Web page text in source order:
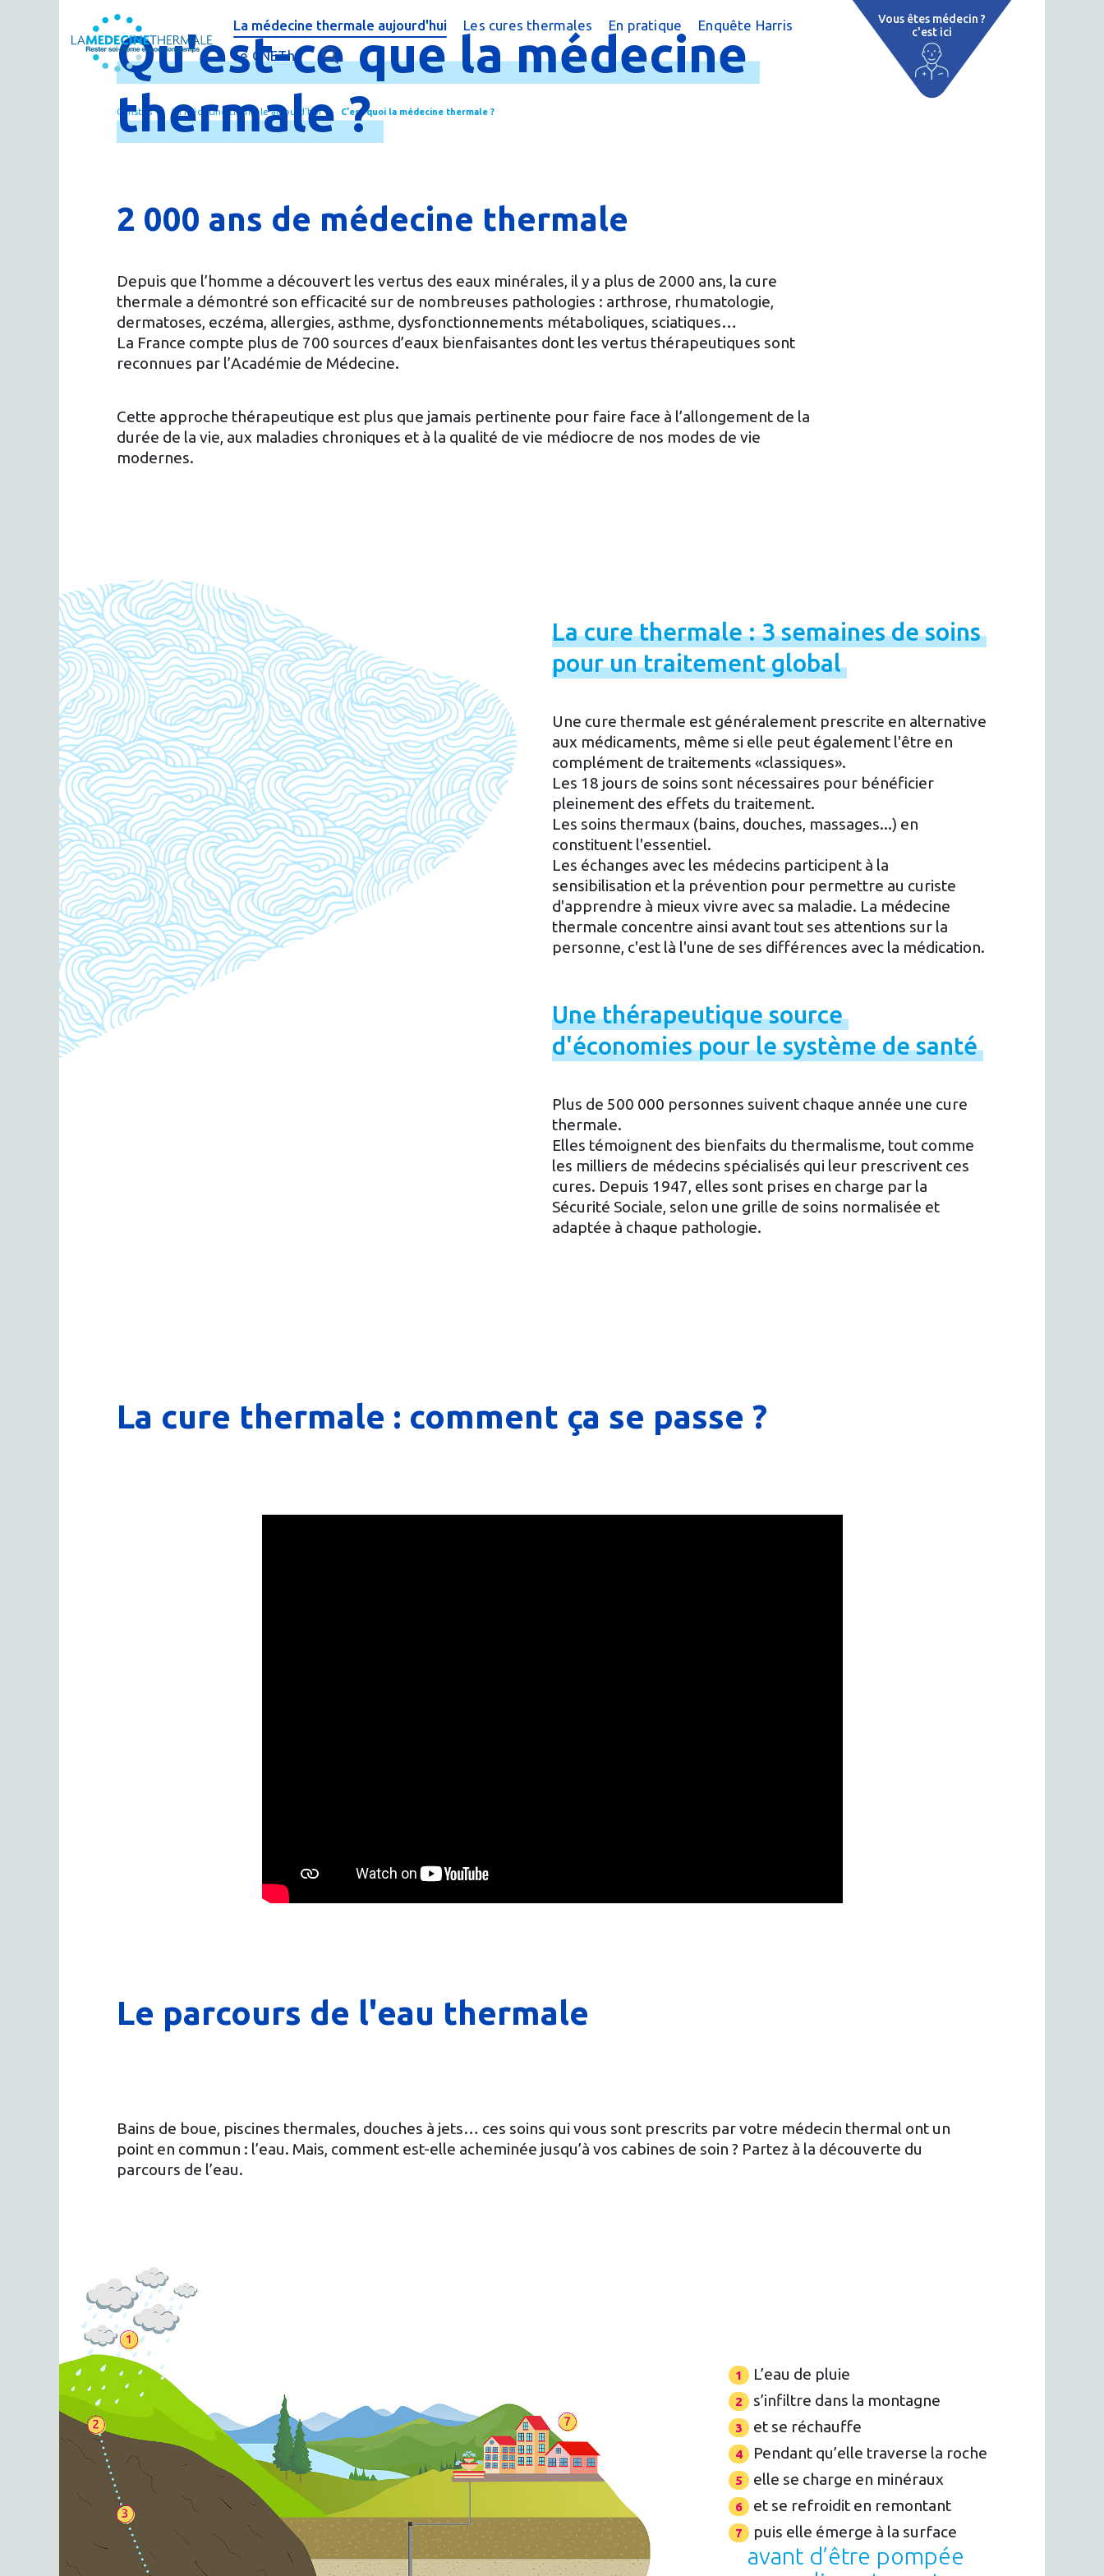
La médecine thermale aujourd'hui
C'est quoi la médecine thermale ?
L'éducation thérapeutique
Le thermalisme en chiffres
La médecine thermale
Les cures thermales
Cures conventionnées
En pratique
Trouver une cure
Créer un dossier personnalisé
Arriver en station thermale
Enquête Harris
Le CNETh
Qui sommes-nous ?
Actualités
Vous êtes médecin ?
c'est ici
Curistes La médecine thermale aujourd'hui C'est quoi la médecine thermale ?
Qu'est-cequelamédecine
thermale?
2 000 ans de médecine thermale
Depuis que l’homme a découvert les vertus des eaux minérales, il y a plus de 2000 ans, la cure
thermale a démontré son efficacité sur de nombreuses pathologies : arthrose, rhumatologie,
dermatoses, eczéma, allergies, asthme, dysfonctionnements métaboliques, sciatiques…
La France compte plus de 700 sources d’eaux bienfaisantes dont les vertus thérapeutiques sont
reconnues par l’Académie de Médecine.
Cette approche thérapeutique est plus que jamais pertinente pour faire face à l’allongement de la
durée de la vie, aux maladies chroniques et à la qualité de vie médiocre de nos modes de vie
modernes.
Lacurethermale:3semainesdesoins
pouruntraitementglobal
Une cure thermale est généralement prescrite en alternative
aux médicaments, même si elle peut également l'être en
complément de traitements «classiques».
Les 18 jours de soins sont nécessaires pour bénéficier
pleinement des effets du traitement.
Les soins thermaux (bains, douches, massages...) en
constituent l'essentiel.
Les échanges avec les médecins participent à la
sensibilisation et la prévention pour permettre au curiste
d'apprendre à mieux vivre avec sa maladie. La médecine
thermale concentre ainsi avant tout ses attentions sur la
personne, c'est là l'une de ses différences avec la médication.
Unethérapeutiquesource
d'économiespourlesystèmedesanté
Plus de 500 000 personnes suivent chaque année une cure
thermale.
Elles témoignent des bienfaits du thermalisme, tout comme
les milliers de médecins spécialisés qui leur prescrivent ces
cures. Depuis 1947, elles sont prises en charge par la
Sécurité Sociale, selon une grille de soins normalisée et
adaptée à chaque pathologie.
La cure thermale : comment ça se passe ?
Le parcours de l'eau thermale
Bains de boue, piscines thermales, douches à jets… ces soins qui vous sont prescrits par votre médecin thermal ont un
point en commun : l’eau. Mais, comment est-elle acheminée jusqu’à vos cabines de soin ? Partez à la découverte du
parcours de l’eau.
L’eau de pluie
s’infiltre dans la montagne
et se réchauffe
Pendant qu’elle traverse la roche
elle se charge en minéraux
et se refroidit en remontant
puis elle émerge à la surface
avant d’être pompée